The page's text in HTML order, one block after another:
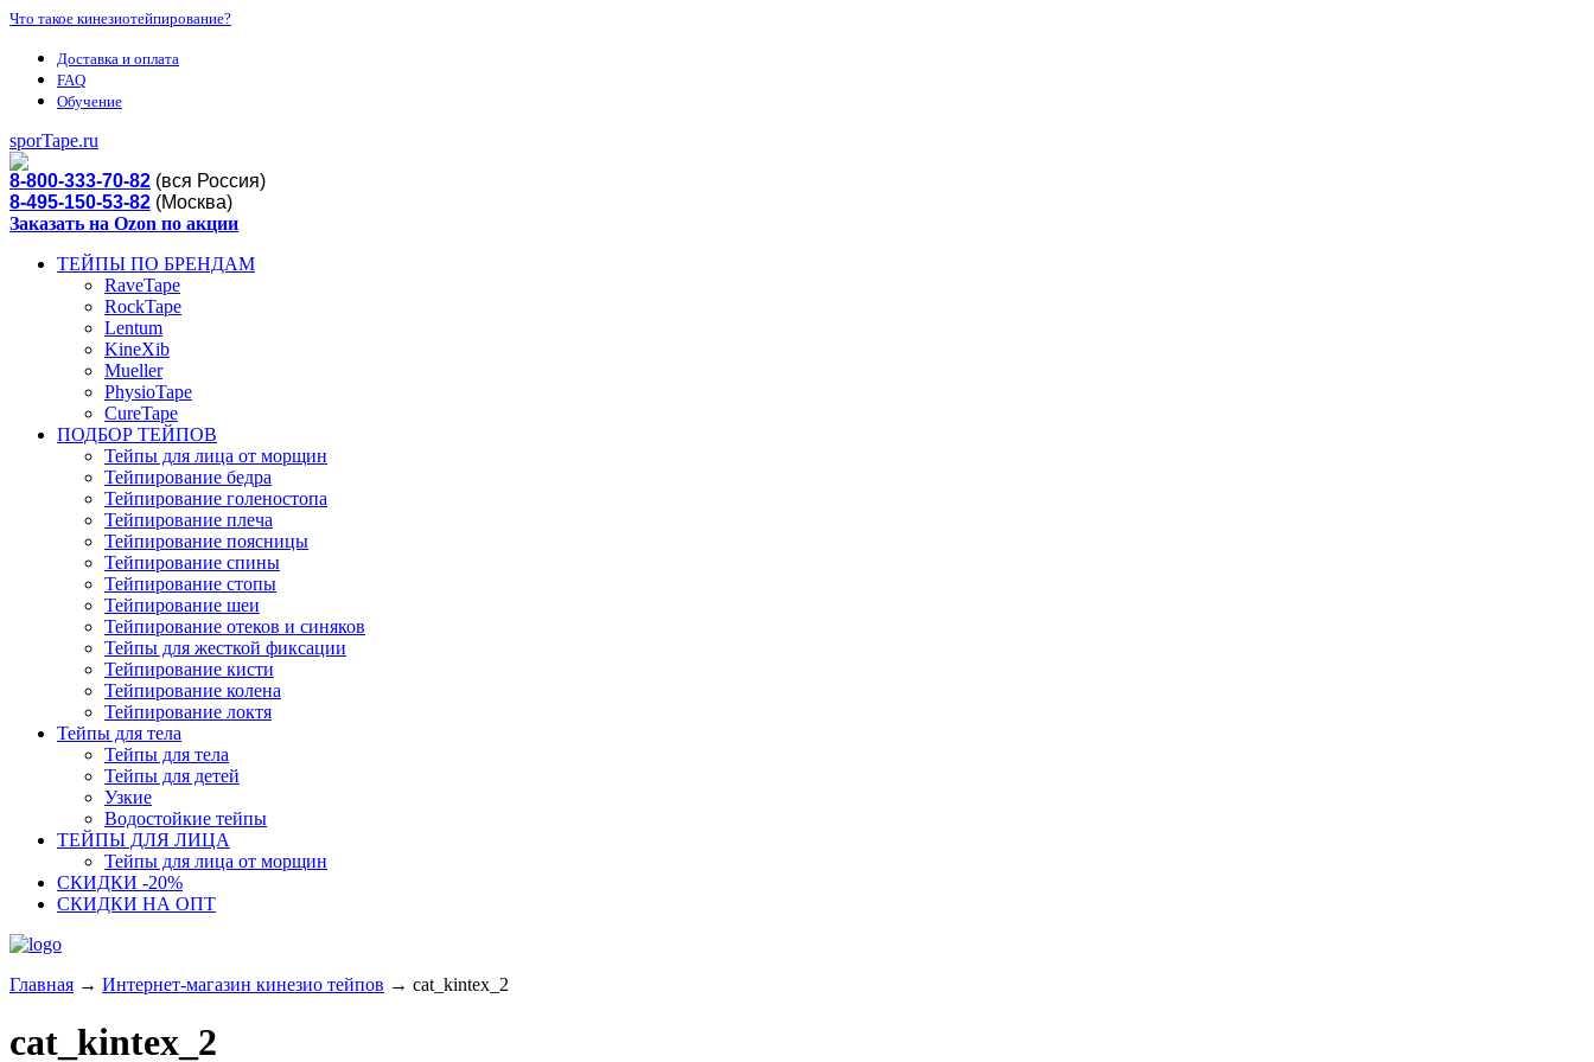
Что такое кинезиотейпирование?
Доставка и оплата
FAQ
Обучение
sporTape.ru
8-800-333-70-82 (вся Россия)
8-495-150-53-82 (Москва)
Заказать на Ozon по акции
ТЕЙПЫ ПО БРЕНДАМ
RaveTape
RockTape
Lentum
KineXib
Mueller
PhysioTape
CureTape
ПОДБОР ТЕЙПОВ
Тейпы для лица от морщин
Тейпирование бедра
Тейпирование голеностопа
Тейпирование плеча
Тейпирование поясницы
Тейпирование спины
Тейпирование стопы
Тейпирование шеи
Тейпирование отеков и синяков
Тейпы для жесткой фиксации
Тейпирование кисти
Тейпирование колена
Тейпирование локтя
Тейпы для тела
Тейпы для тела
Тейпы для детей
Узкие
Водостойкие тейпы
ТЕЙПЫ ДЛЯ ЛИЦА
Тейпы для лица от морщин
СКИДКИ -20%
СКИДКИ НА ОПТ
Главная → Интернет-магазин кинезио тейпов → cat_kintex_2
cat_kintex_2